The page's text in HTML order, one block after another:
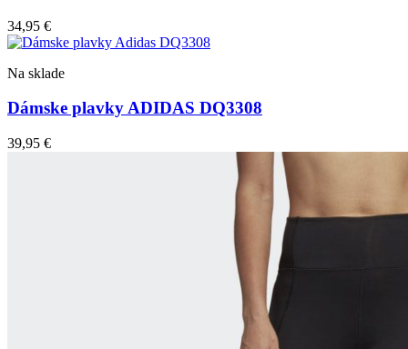
34,95 €
Na sklade
Dámske plavky ADIDAS DQ3308
39,95 €